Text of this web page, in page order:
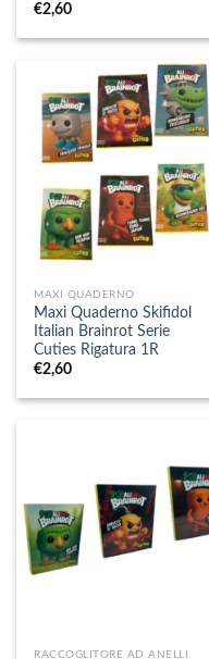
€2,60
MAXI QUADERNO
Maxi Quaderno Skifidol
Italian Brainrot Serie
Cuties Rigatura 1R
€2,60
RACCOGLITORE AD ANELLI